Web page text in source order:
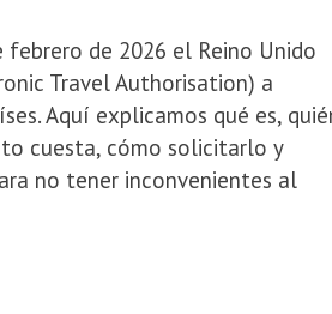
de 2026 el Reino Unido
Travel Authorisation) a
Aquí explicamos qué es,
cuesta, cómo solicitarlo y
no tener inconvenientes al